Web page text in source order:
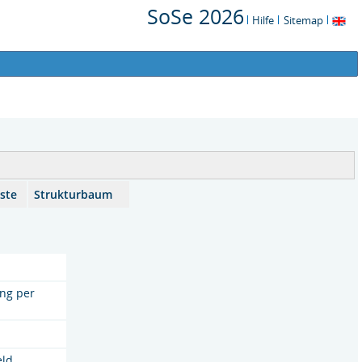
SoSe 2026 Hilfe Sitemap
Strukturbaum
per